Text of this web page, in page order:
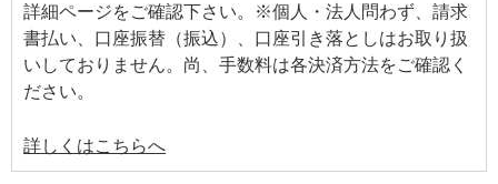
詳細ページをご確認下さい。※個人・法人問わず、請求
書払い、口座振替（振込）、口座引き落としはお取り扱
いしておりません。尚、手数料は各決済方法をご確認く
ださい。
詳しくはこちらへ